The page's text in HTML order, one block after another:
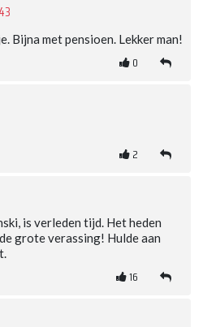
Bijna met pensioen. Lekker man!
0
2
is verleden tijd. Het heden
grote verassing! Hulde aan
16